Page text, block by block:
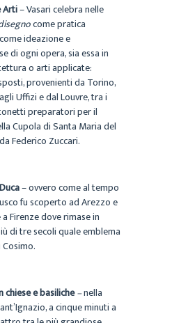
Arti– Vasari celebra nelle
come pratica
ideazione e
di ogni opera, sia essa in
o arti applicate:
provenienti da Torino,
Uffizi e dal Louvre, tra i
preparatori per il
Cupola di Santa Maria del
Federico Zuccari.
– ovvero come al tempo
fu scoperto ad Arezzo e
Firenze dove rimase in
di tre secoli quale emblema
e basiliche–nella
a cinque minuti a